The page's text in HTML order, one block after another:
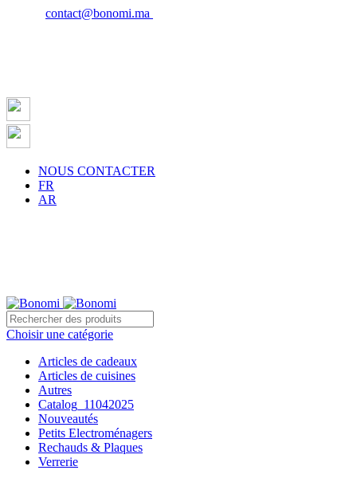
contact@bonomi.ma
NOUS CONTACTER
FR
AR
Choisir une catégorie
Articles de cadeaux
Articles de cuisines
Autres
Catalog_11042025
Nouveautés
Petits Electroménagers
Rechauds & Plaques
Verrerie